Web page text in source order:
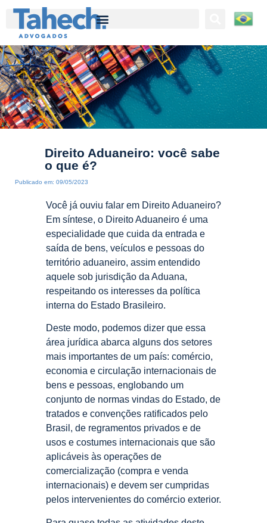
Direito Aduaneiro: você sabe
o que é?
Publicado em: 09/05/2023
Você já ouviu falar em Direito Aduaneiro?
Em síntese, o Direito Aduaneiro é uma
especialidade que cuida da entrada e
saída de bens, veículos e pessoas do
território aduaneiro, assim entendido
aquele sob jurisdição da Aduana,
respeitando os interesses da política
interna do Estado Brasileiro.
Deste modo, podemos dizer que essa
área jurídica abarca alguns dos setores
mais importantes de um país: comércio,
economia e circulação internacionais de
bens e pessoas, englobando um
conjunto de normas vindas do Estado, de
tratados e convenções ratificados pelo
Brasil, de regramentos privados e de
usos e costumes internacionais que são
aplicáveis às operações de
comercialização (compra e venda
internacionais) e devem ser cumpridas
pelos intervenientes do comércio exterior.